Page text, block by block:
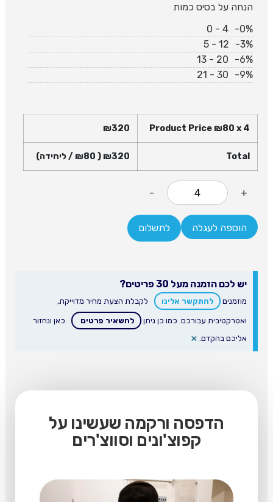
הנחה על בסיס כמות
0 - 4 -0%
5 - 12
-3%
13 - 20
-6%
21 - 30
-9%
Product Price ₪80 x 4
₪320
Total
₪320
( ₪
80 / ליחידה)
- +
הוספה לעגלה לתשלום
יש לכם הזמנה מעל 30 פריטים?
מוזמנים להתקשר אלינו לקבלת הצעת מחיר מדוייקת,
ואטרקטיבית עבורכם. כמו כן ניתן להשאיר פרטים
כאן ונחזור
אליכם בהקדם. ×
הדפסה ורקמה שעשינו על
קפוצ'ונים וסווצ'רים